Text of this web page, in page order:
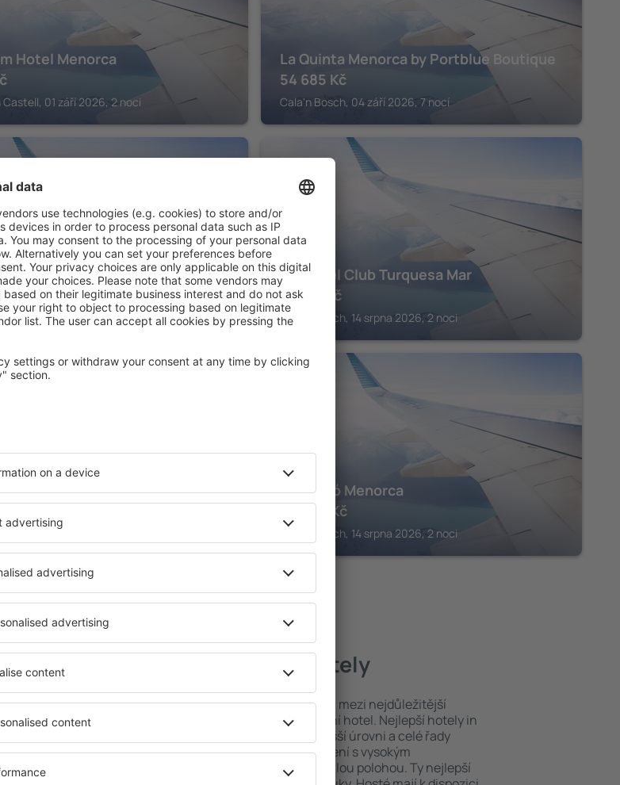
Hotel Menorca
Castell, 01 září 2026, 2 noci
La Quinta Menorca by Portblue Boutique
54 685 Kč
Cala'n Bosch, 04 září 2026, 7 nocí
Son Bou
srpna 2026, 2 noci
CALA'N BOSCH
Grupotel Club Turquesa Mar
12 881
Kč
Cala'n Bosch, 14 srpna 2026, 2 noci
Sea Club Menorca
14 srpna 2026, 2 noci
Sol Falcó Menorca
24 026
Kč
Cala'n Bosch, 14 srpna 2026, 2 noci
více hotelů in Ferrerias
nebude
all
a
přesně
Ferrerias – nejlepší hotely
Komplexní služby a výhodná poloha patří mezi nejdůležitější
kritéria, která musí splnit každý exklusivní hotel. Nejlepší hotely in
Ferrerias jsou zárukou obsluhy na nejvyšší úrovni a celé řady
dalších výhod pro hosty. Ubytovací zařízení s vysokým
standardem se mohou pochlubit dokonalou polohou. Ty nejlepší